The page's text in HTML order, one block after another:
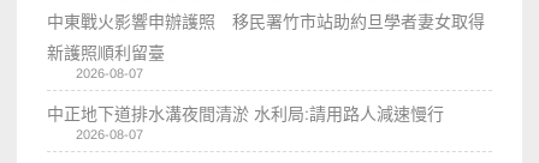
中東戰火影響申辦護照 移民署竹市站助約旦學者妻女取得
新護照順利留臺
2026-08-07
中正地下道排水溝夜間清淤 水利局:請用路人減速慢行
2026-08-07